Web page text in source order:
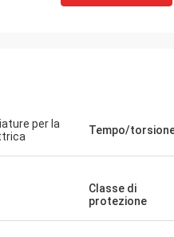
per la
Tempo/
Classe di
protezione